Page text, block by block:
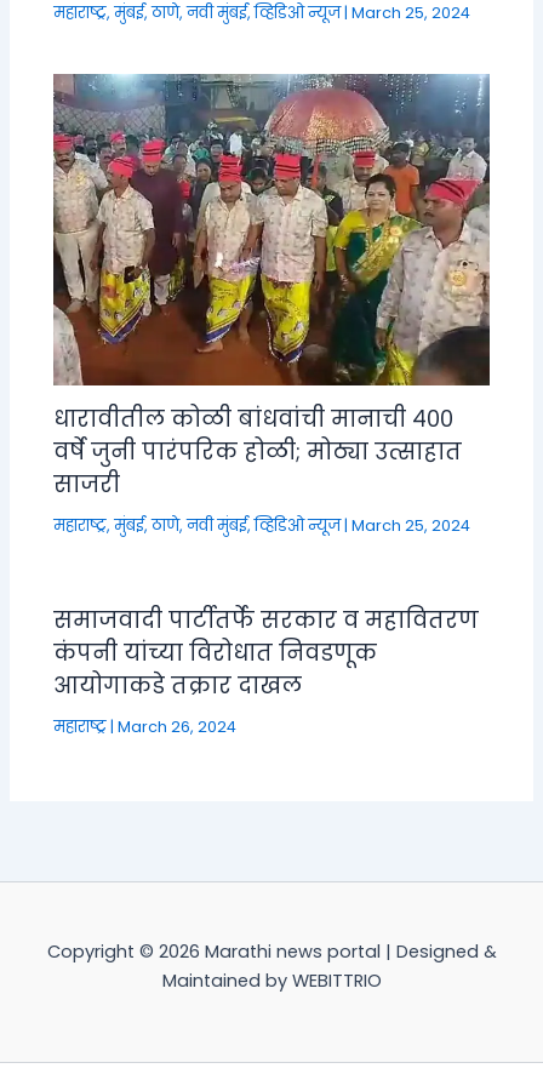
महाराष्ट्र,मुंबई, ठाणे, नवी मुंबई,व्हिडिओ न्यूज|March 25, 2024
धारावीतील कोळी बांधवांची मानाची ४००
वर्षे जुनी पारंपरिक होळी; मोठ्या उत्साहात
साजरी
महाराष्ट्र,मुंबई, ठाणे, नवी मुंबई,व्हिडिओ न्यूज|March 25, 2024
समाजवादी पार्टीतर्फे सरकार व महावितरण
कंपनी यांच्या विरोधात निवडणूक
आयोगाकडे तक्रार दाखल
महाराष्ट्र|March 26, 2024
Copyright © 2026 Marathi news portal | Designed &
Maintained by WEBITTRIO